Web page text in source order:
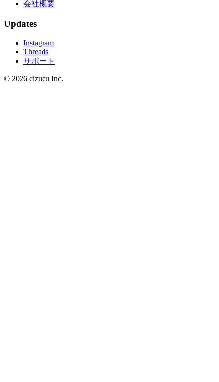
会社概要
Updates
Instagram
Threads
サポート
© 2026 cizucu Inc.